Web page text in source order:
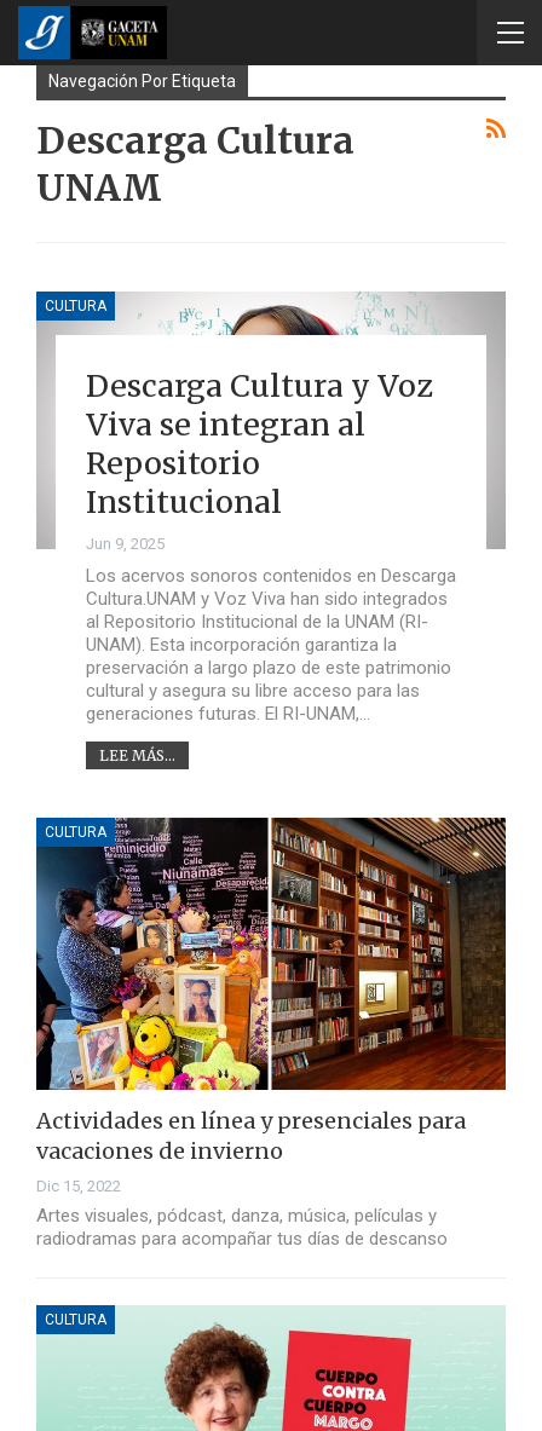
Navegación Por Etiqueta
Descarga Cultura
UNAM
CULTURA
Descarga Cultura y Voz
Viva se integran al
Repositorio
Institucional
Jun 9, 2025
Los acervos sonoros contenidos en Descarga
Cultura.UNAM y Voz Viva han sido integrados
al Repositorio Institucional de la UNAM (RI-
UNAM). Esta incorporación garantiza la
preservación a largo plazo de este patrimonio
cultural y asegura su libre acceso para las
generaciones futuras. El RI-UNAM,…
LEE MÁS...
CULTURA
Actividades en línea y presenciales para
vacaciones de invierno
Dic 15, 2022
Artes visuales, pódcast, danza, música, películas y
radiodramas para acompañar tus días de descanso
CULTURA